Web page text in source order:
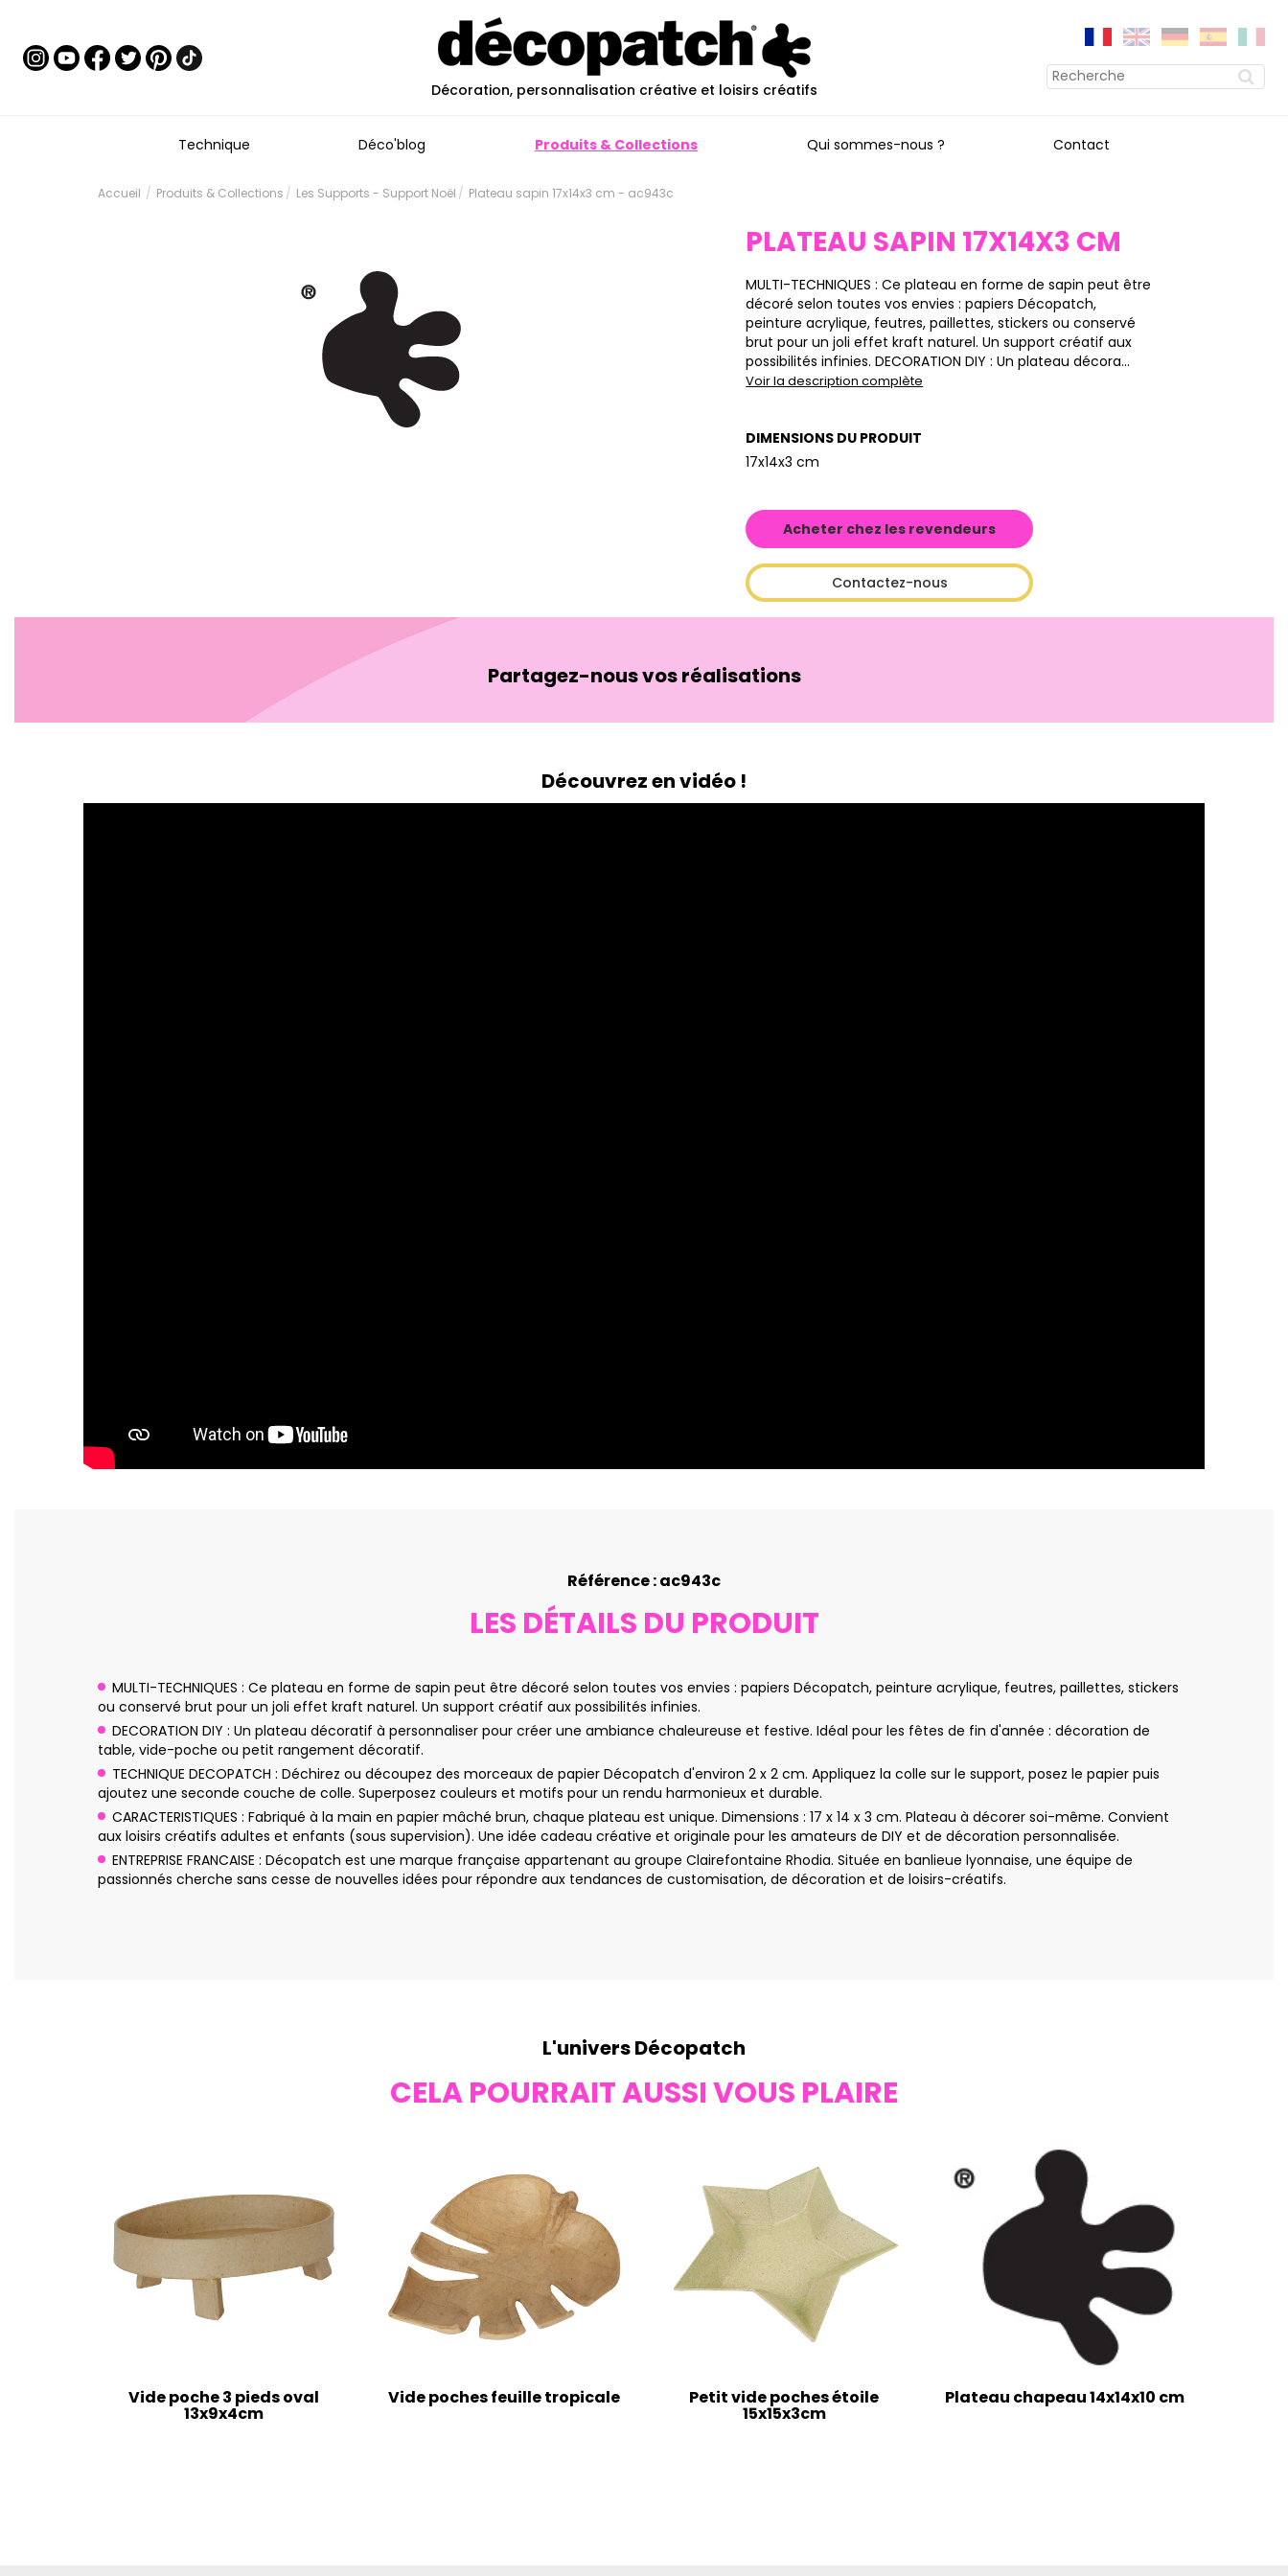
Décoration, personnalisation créative et loisirs créatifs
Technique Déco'blog Produits & Collections Qui sommes-nous ? Contact
Accueil Produits & Collections Les Supports - Support Noël Plateau sapin 17x14x3 cm - ac943c
PLATEAU SAPIN 17X14X3 CM
MULTI-TECHNIQUES : Ce plateau en forme de sapin peut être
décoré selon toutes vos envies : papiers Décopatch,
peinture acrylique, feutres, paillettes, stickers ou conservé
brut pour un joli effet kraft naturel. Un support créatif aux
possibilités infinies. DECORATION DIY : Un plateau décora...
Voir la description complète
DIMENSIONS DU PRODUIT
17x14x3 cm
Acheter chez les revendeurs
Contactez-nous
Partagez-nous vos réalisations
Découvrez en vidéo !
Référence : ac943c
LES DÉTAILS DU PRODUIT
MULTI-TECHNIQUES : Ce plateau en forme de sapin peut être décoré selon toutes vos envies : papiers Décopatch, peinture acrylique, feutres, paillettes, stickers
ou conservé brut pour un joli effet kraft naturel. Un support créatif aux possibilités infinies.
DECORATION DIY : Un plateau décoratif à personnaliser pour créer une ambiance chaleureuse et festive. Idéal pour les fêtes de fin d'année : décoration de
table, vide-poche ou petit rangement décoratif.
TECHNIQUE DECOPATCH : Déchirez ou découpez des morceaux de papier Décopatch d'environ 2 x 2 cm. Appliquez la colle sur le support, posez le papier puis
ajoutez une seconde couche de colle. Superposez couleurs et motifs pour un rendu harmonieux et durable.
CARACTERISTIQUES : Fabriqué à la main en papier mâché brun, chaque plateau est unique. Dimensions : 17 x 14 x 3 cm. Plateau à décorer soi-même. Convient
aux loisirs créatifs adultes et enfants (sous supervision). Une idée cadeau créative et originale pour les amateurs de DIY et de décoration personnalisée.
ENTREPRISE FRANCAISE : Décopatch est une marque française appartenant au groupe Clairefontaine Rhodia. Située en banlieue lyonnaise, une équipe de
passionnés cherche sans cesse de nouvelles idées pour répondre aux tendances de customisation, de décoration et de loisirs-créatifs.
L'univers Décopatch
CELA POURRAIT AUSSI VOUS PLAIRE
Vide poche 3 pieds oval
13x9x4cm
Vide poches feuille tropicale Petit vide poches étoile
15x15x3cm
Plateau chapeau 14x14x10 cm